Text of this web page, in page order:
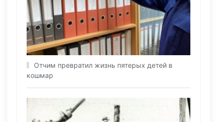
Отчим превратил жизнь пятерых детей в
кошмар